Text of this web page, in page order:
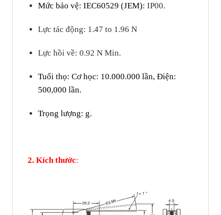
Mức bảo vệ: IEC60529 (JEM): IP00.
Lực tác động: 1.47 to 1.96 N
Lực hồi về: 0.92 N Min.
Tuổi thọ: Cơ học: 10.000.000 lần, Điện:
500,000 lần.
Trọng lượng: g.
2. Kích thước: